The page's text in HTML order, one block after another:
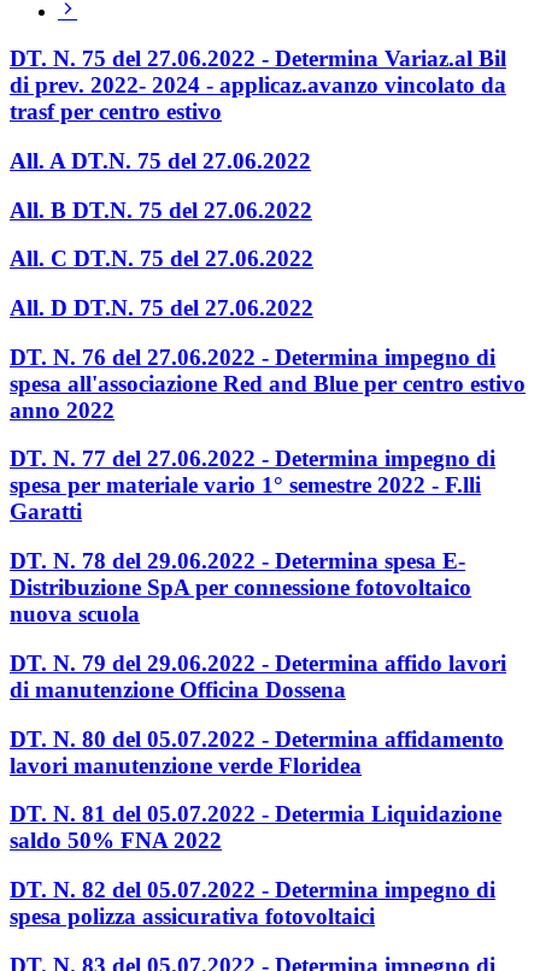
DT. N. 75 del 27.06.2022 - Determina Variaz.al Bil
di prev. 2022- 2024 - applicaz.avanzo vincolato da
trasf per centro estivo
All. A DT.N. 75 del 27.06.2022
All. B DT.N. 75 del 27.06.2022
All. C DT.N. 75 del 27.06.2022
All. D DT.N. 75 del 27.06.2022
DT. N. 76 del 27.06.2022 - Determina impegno di
spesa all'associazione Red and Blue per centro estivo
anno 2022
DT. N. 77 del 27.06.2022 - Determina impegno di
spesa per materiale vario 1° semestre 2022 - F.lli
Garatti
DT. N. 78 del 29.06.2022 - Determina spesa E-
Distribuzione SpA per connessione fotovoltaico
nuova scuola
DT. N. 79 del 29.06.2022 - Determina affido lavori
di manutenzione Officina Dossena
DT. N. 80 del 05.07.2022 - Determina affidamento
lavori manutenzione verde Floridea
DT. N. 81 del 05.07.2022 - Determia Liquidazione
saldo 50% FNA 2022
DT. N. 82 del 05.07.2022 - Determina impegno di
spesa polizza assicurativa fotovoltaici
DT. N. 83 del 05.07.2022 - Determina impegno di